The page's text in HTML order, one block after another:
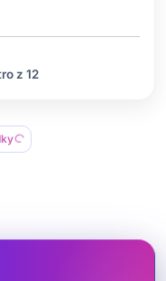
z 12
progress_activity